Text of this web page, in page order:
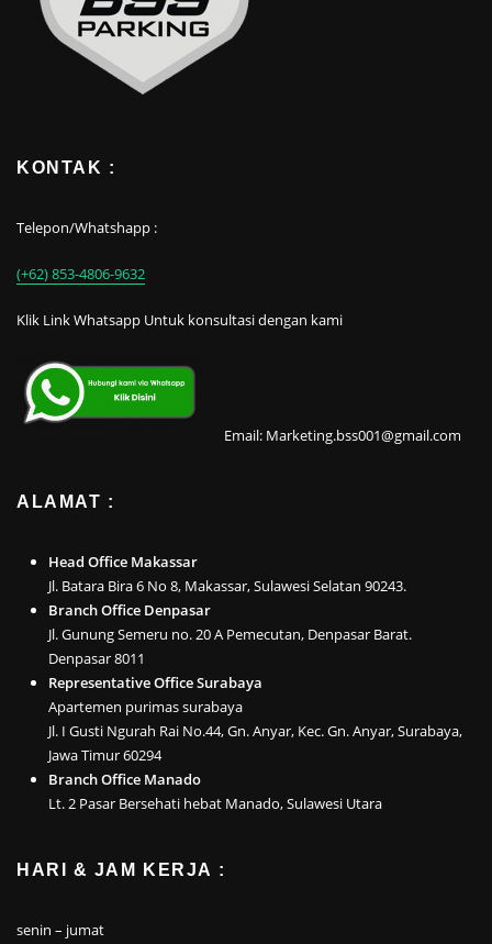
KONTAK :
Telepon/Whatshapp :
(+62) 853-4806-9632
Klik Link Whatsapp Untuk konsultasi dengan kami
Email: Marketing.bss001@gmail.com
ALAMAT :
Head Office Makassar
Jl. Batara Bira 6 No 8, Makassar, Sulawesi Selatan 90243.
Branch Office Denpasar
Jl. Gunung Semeru no. 20 A Pemecutan, Denpasar Barat.
Denpasar 8011
Representative Office Surabaya
Apartemen purimas surabaya
Jl. I Gusti Ngurah Rai No.44, Gn. Anyar, Kec. Gn. Anyar, Surabaya,
Jawa Timur 60294
Branch Office Manado
Lt. 2 Pasar Bersehati hebat Manado, Sulawesi Utara
HARI & JAM KERJA :
senin – jumat